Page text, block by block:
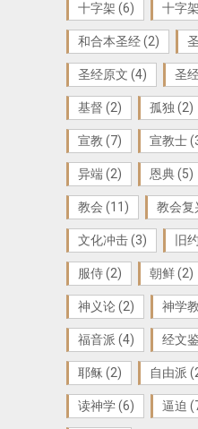
十字架 (6) 十字
和合本圣经(2)
圣经原文 (4) 圣
基督 (2) 孤独 (2)
宣教 (7) 宣教士
异端(2) 恩典(5)
教会 (11) 教会复
文化冲击(3) 旧约
服侍(2) 朝鲜(2)
神义论(2) 神学
福音派 (4) 经文
耶稣 (2) 自由派
读神学(6) 逼迫